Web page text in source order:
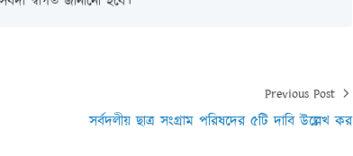
Previous Post
সর্বদলীয় ছাত্র সংগ্রাম পরিষদের ৫টি দাবি উল্লেখ কর